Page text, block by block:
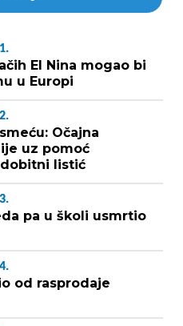
1.
El Nina mogao bi
u Europi
2.
Očajna
uz pomoć
listić
3.
pa u školi usmrtio
4.
od rasprodaje